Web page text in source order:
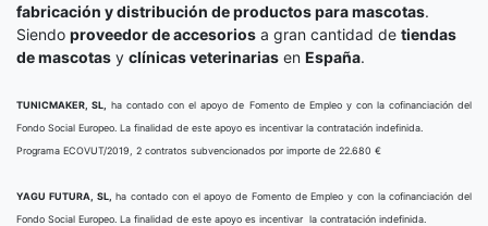
fabricación y distribución de productos para mascotas.
Siendo proveedor de accesorios a gran cantidad de tiendas
de mascotas y clínicas veterinarias en España.
TUNICMAKER, SL,
ha contado con el apoyo de Fomento de Empleo y con la cofinanciación del
Fondo Social Europeo. La finalidad de este apoyo es incentivar la contratación indefinida.
Programa ECOVUT/2019, 2 contratos subvencionados por importe de 22.680 €
YAGU FUTURA, SL,
ha contado con el apoyo de Fomento de Empleo y con la cofinanciación del
Fondo Social Europeo. La finalidad de este apoyo es incentivar la contratación indefinida.